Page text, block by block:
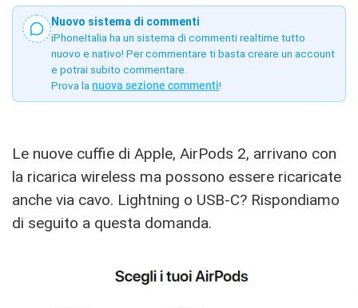
Nuovo sistema di commenti
iPhoneItalia ha un sistema di commenti realtime tutto
nuovo e nativo! Per commentare ti basta creare un account
e potrai subito commentare.
Prova la nuova sezione commenti!
Le nuove cuffie di Apple, AirPods 2, arrivano con
la ricarica wireless ma possono essere ricaricate
anche via cavo. Lightning o USB-C? Rispondiamo
di seguito a questa domanda.